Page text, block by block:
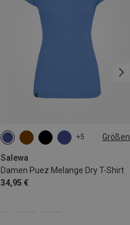
+5 Größen
Salewa
Damen Puez Melange Dry T-Shirt
34,95 €
XS S M